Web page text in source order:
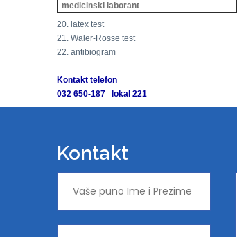
medicinski laborant
20. latex test
21. Waler-Rosse test
22. antibiogram
Kontakt telefon
032 650-187 lokal 221
Kontakt